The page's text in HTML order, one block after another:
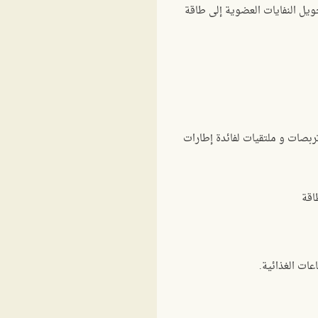
النفايات العضوية إلى طاقة
و ملتقيات لفائدة إطارات
الغذائية.